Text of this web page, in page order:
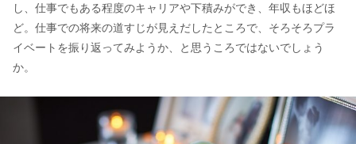
し、仕事でもある程度のキャリアや下積みができ、年収もほどほ
ど。仕事での将来の道すじが見えだしたところで、そろそろプラ
イベートを振り返ってみようか、と思うころではないでしょう
か。